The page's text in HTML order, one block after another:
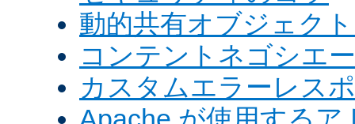
動的共有オブジェク
コンテントネゴシエ
カスタムエラーレス